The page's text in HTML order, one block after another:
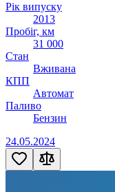
Рік випуску
2013
Пробіг, км
31 000
Стан
Вживана
КПП
Автомат
Паливо
Бензин
24.05.2024